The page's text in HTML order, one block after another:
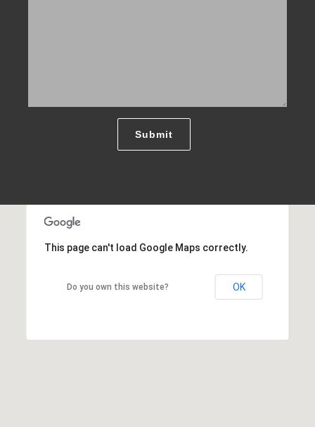
Submit
This page can't load Google Maps correctly.
Do you own this website? OK